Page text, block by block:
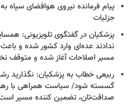
پیام فرمانده نیروی هوافضای سپاه
جزئیات
پزشکیان در گفتگوی تلویزیونی:
ندادند عده‌ای وارد کشور شده و
مسیر اصلاحات آغاز شده و متوقف
ربیعی خطاب به پزشکیان: نگذارید
گسسته شود/ سیاست همراهی با
صداقت‌تان، تضمین کننده مسیر